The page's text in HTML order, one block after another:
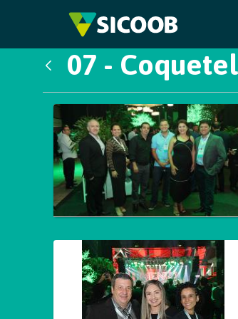
Pular para o Conteúdo principal
07 - Coquetel
Galeria de Mídias